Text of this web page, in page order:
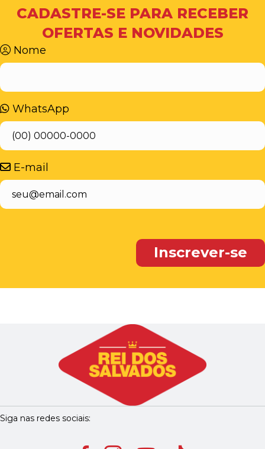
CADASTRE-SE PARA RECEBER
OFERTAS E NOVIDADES
Nome
WhatsApp
E-mail
Siga nas redes sociais: